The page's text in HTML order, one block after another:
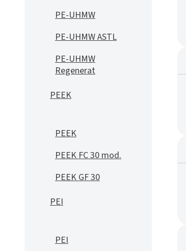
PE-UHMW
PE-UHMW ASTL
PE-UHMW
Regenerat
PEEK
PEEK
PEEK FC 30 mod.
PEEK GF 30
PEI
PEI